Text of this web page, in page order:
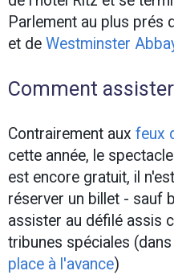
Parlement au plus prés
et de Westminster
Comment
Contrairement aux feux
cette année, le
est encore gratuit, il
réserver un billet - sauf
assister au défilé assis
tribunes spéciales
place à l'avance)